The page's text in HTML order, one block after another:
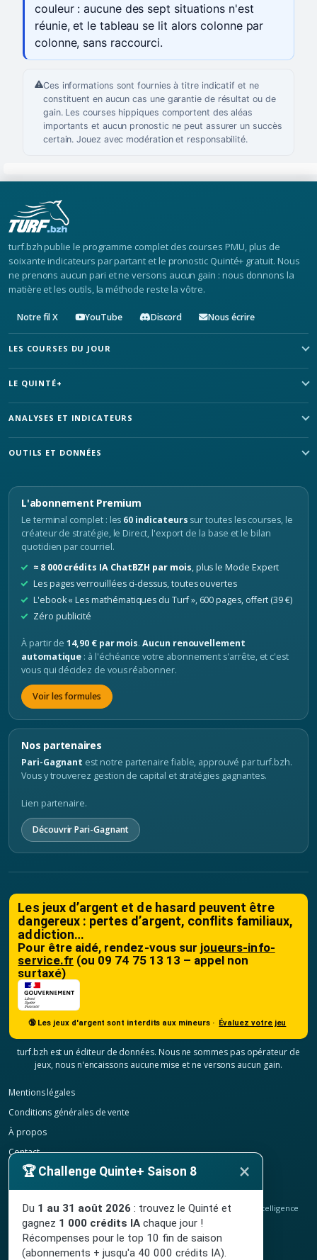
couleur : aucune des sept situations n'est
réunie, et le tableau se lit alors colonne par
colonne, sans raccourci.
Ces informations sont fournies à titre indicatif et ne
constituent en aucun cas une garantie de résultat ou de
gain. Les courses hippiques comportent des aléas
importants et aucun pronostic ne peut assurer un succès
certain. Jouez avec modération et responsabilité.
turf.bzh publie le programme complet des courses PMU, plus de
soixante indicateurs par partant et le pronostic Quinté+ gratuit. Nous
ne prenons aucun pari et ne versons aucun gain : nous donnons la
matière et les outils, la méthode reste la vôtre.
Notre fil X YouTube Discord Nous écrire
LES COURSES DU JOUR
LE QUINTÉ+
ANALYSES ET INDICATEURS
OUTILS ET DONNÉES
L'abonnement Premium
Le terminal complet : les 60 indicateurs sur toutes les courses, le
créateur de stratégie, le Direct, l'export de la base et le bilan
quotidien par courriel.
≈ 8 000 crédits IA ChatBZH par mois, plus le Mode Expert
Les pages verrouillées ci-dessus, toutes ouvertes
L'ebook « Les mathématiques du Turf », 600 pages, offert (39 €)
Zéro publicité
À partir de14,90 € par mois.Aucun renouvellement
automatique : à l'échéance votre abonnement s'arrête, et c'est
vous qui décidez de vous réabonner.
Voir les formules
Nos partenaires
Pari-Gagnant est notre partenaire fiable, approuvé par turf.bzh.
Vous y trouverez gestion de capital et stratégies gagnantes.
Lien partenaire.
Découvrir Pari-Gagnant
Les jeux d’argent et de hasard peuvent être
dangereux : pertes d’argent, conflits familiaux,
addiction…
Pour être aidé, rendez-vous sur joueurs-info-
service.fr (ou 09 74 75 13 13 – appel non
surtaxé)
🔞 Les jeux d'argent sont interdits aux mineurs · Évaluez votre jeu
turf.bzh est un éditeur de données. Nous ne sommes pas opérateur de
jeux, nous n'encaissons aucune mise et ne versons aucun gain.
Mentions légales
Conditions générales de vente
À propos
Contact
Confidentialité
Résilier mon abonnement
© 2020-2026 TURF.bzh, analyses hippiques, classement ELO et intelligence
artificielle.
Site indépendant, sans lien avec le PMU. Jeu interdit aux mineurs.
🏆 Challenge Quinte+ Saison 8 ×
Du 1 au 31 août 2026 : trouvez le Quinté et
gagnez 1 000 crédits IA chaque jour !
Récompenses pour le top 10 fin de saison
(abonnements + jusqu'a 40 000 crédits IA).